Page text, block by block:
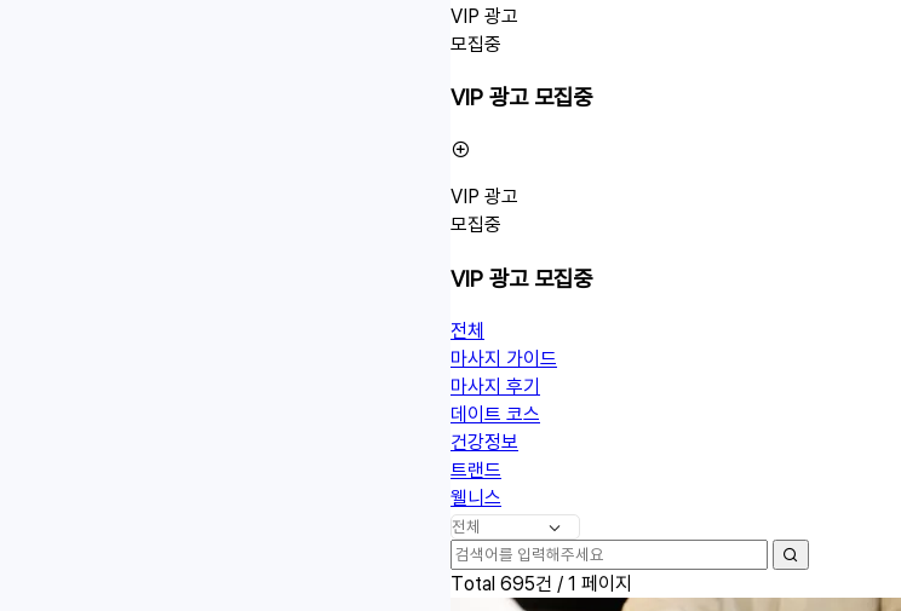
VIP 광고
모집중
VIP 광고 모집중
VIP 광고
모집중
VIP 광고 모집중
전체
마사지 가이드
마사지 후기
데이트 코스
건강정보
트랜드
웰니스
검
색
검
색
Total 695건 /1 페이지